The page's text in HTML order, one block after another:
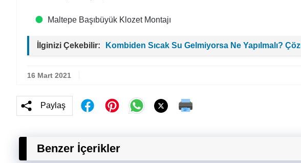
Maltepe Başıbüyük Klozet Montajı
İlginizi Çekebilir: Kombiden Sıcak Su Gelmiyorsa Ne Yapılmalı?
16 Mart 2021
Paylaş
Benzer İçerikler